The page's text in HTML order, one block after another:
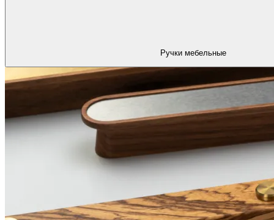
Ручки мебельные